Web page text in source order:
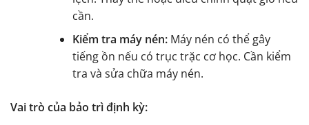
cần.
Kiểm tra máy nén:Máy nén có thể gây
tiếng ồn nếu có trục trặc cơ học. Cần kiểm
tra và sửa chữa máy nén.
Vai trò của bảo trì định kỳ: